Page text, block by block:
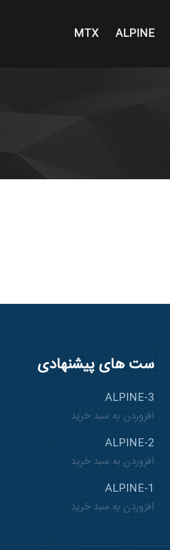
ALPINE
MTX
ست های پیشنهادی
ALPINE-3
افزوردن به سبد خرید
ALPINE-2
افزوردن به سبد خرید
ALPINE-1
افزوردن به سبد خرید